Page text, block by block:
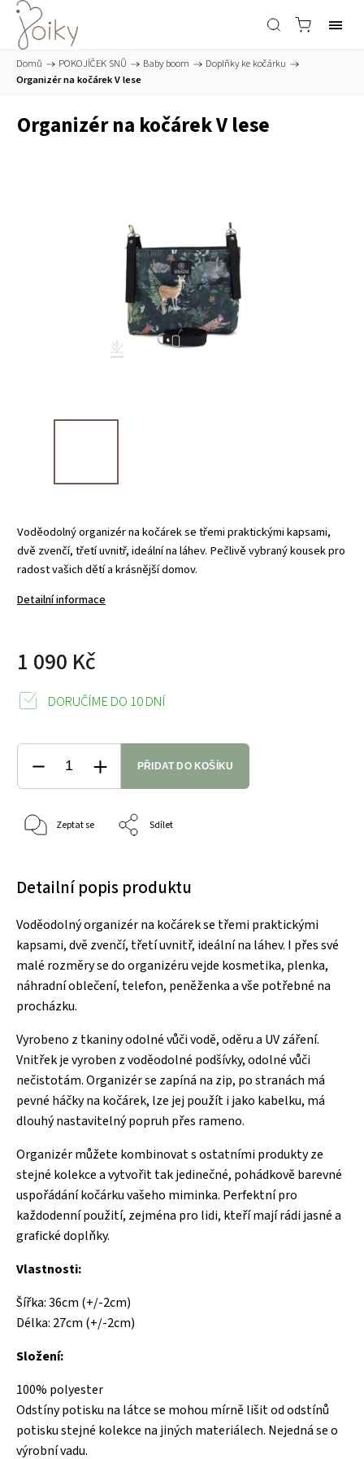
Domů / POKOJÍČEK SNŮ / Baby boom / Doplňky ke kočárku /
Organizér na kočárek V lese
Organizér na kočárek V lese
Voděodolný organizér na kočárek se třemi praktickými kapsami,
dvě zvenčí, třetí uvnitř, ideální na láhev. Pečlivě vybraný kousek pro
radost vašich dětí a krásnější domov.
Detailní informace
1 090 Kč
DORUČÍME DO 10 DNÍ
PŘIDAT DO KOŠÍKU
Zeptat se Sdílet
Detailní popis produktu
Voděodolný organizér na kočárek se třemi praktickými
kapsami, dvě zvenčí, třetí uvnitř, ideální na láhev. I přes své
malé rozměry se do organizéru vejde kosmetika, plenka,
náhradní oblečení, telefon, peněženka a vše potřebné na
procházku.
Vyrobeno z tkaniny odolné vůči vodě, oděru a UV záření.
Vnitřek je vyroben z voděodolné podšívky, odolné vůči
nečistotám. Organizér se zapíná na zip, po stranách má
pevné háčky na kočárek, lze jej použít i jako kabelku, má
dlouhý nastavitelný popruh přes rameno.
Organizér můžete kombinovat s ostatními produkty ze
stejné kolekce a vytvořit tak jedinečné, pohádkově barevné
uspořádání kočárku vašeho miminka. Perfektní pro
každodenní použití, zejména pro lidi, kteří mají rádi jasné a
grafické doplňky.
Vlastnosti:
Šířka: 36cm (+/-2cm)
Délka: 27cm (+/-2cm)
Složení:
100% polyester
Odstíny potisku na látce se mohou mírně lišit od odstínů
potisku stejné kolekce na jiných materiálech. Nejedná se o
výrobní vadu.